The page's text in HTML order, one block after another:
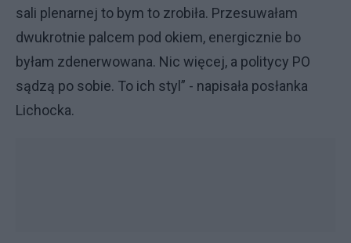
sali plenarnej to bym to zrobiła. Przesuwałam
dwukrotnie palcem pod okiem, energicznie bo
byłam zdenerwowana. Nic więcej, a politycy PO
sądzą po sobie. To ich styl” - napisała posłanka
Lichocka.